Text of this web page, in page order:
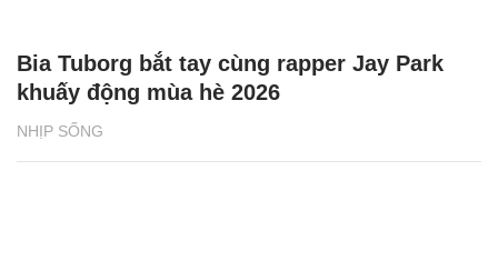
NHỊP SỐNG
Bia Tuborg bắt tay cùng rapper Jay Park
khuấy động mùa hè 2026